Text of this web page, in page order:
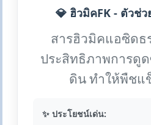
💎 ฮิวมิคFK - ตัวช่
สารฮิวมิคแอซิดธ
ประสิทธิภาพการดู
ดิน ทำให้พืชแ
✨ ประโยชน์เด่น: